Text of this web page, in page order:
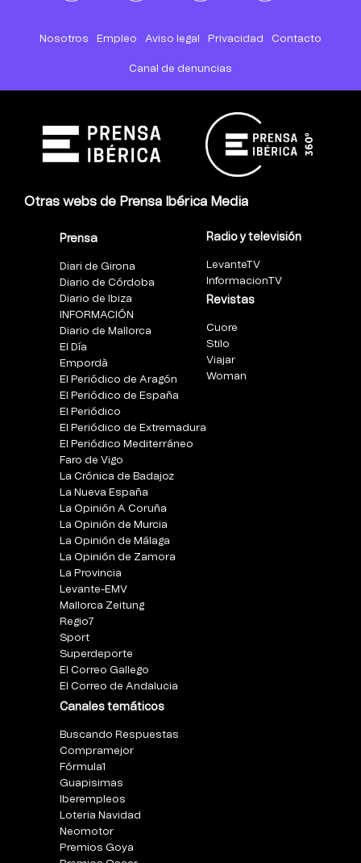
Nosotros Empleo Aviso legal Privacidad Contacto
Canal de denuncias
Otras webs de Prensa Ibérica Media
Prensa
Diari de Girona
Diario de Córdoba
Diario de Ibiza
INFORMACIÓN
Diario de Mallorca
El Día
Empordà
El Periódico de Aragón
El Periódico de España
El Periódico
El Periódico de Extremadura
El Periódico Mediterráneo
Faro de Vigo
La Crónica de Badajoz
La Nueva España
La Opinión A Coruña
La Opinión de Murcia
La Opinión de Málaga
La Opinión de Zamora
La Provincia
Levante-EMV
Mallorca Zeitung
Regio7
Sport
Superdeporte
El Correo Gallego
El Correo de Andalucia
Canales temáticos
Buscando Respuestas
Compramejor
Fórmula1
Guapisimas
Iberempleos
Loteria Navidad
Neomotor
Premios Goya
Radio y televisión
LevanteTV
InformacionTV
Revistas
Cuore
Stilo
Viajar
Woman